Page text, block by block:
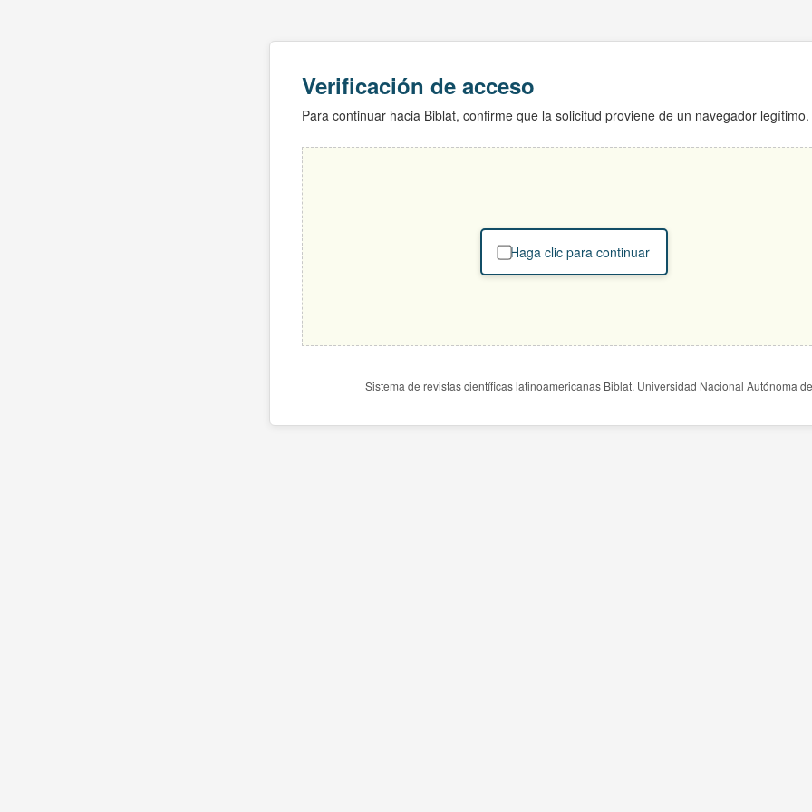
Verificación de acceso
Para continuar hacia Biblat, confirme que la solicitud proviene de un navegador legítimo.
Haga clic para continuar
Sistema de revistas científicas latinoamericanas Biblat. Universidad Nacional Autónoma